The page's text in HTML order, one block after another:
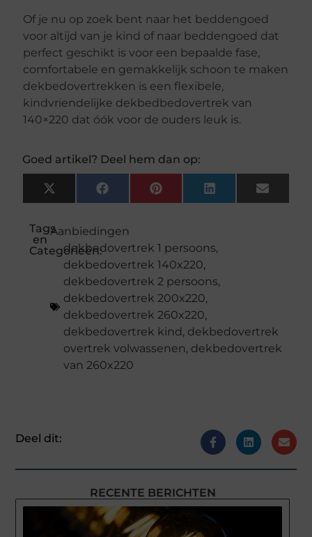
Of je nu op zoek bent naar het beddengoed
voor altijd van je kind of naar beddengoed dat
perfect geschikt is voor een bepaalde fase,
comfortabele en gemakkelijk schoon te maken
dekbedovertrekken is een flexibele,
kindvriendelijke dekbedbedovertrek van
140×220 dat óók voor de ouders leuk is.
Goed artikel? Deel hem dan op:
X
(Twitter)
FacebookPinterestLinkedInEmail
Tags
en
Categorieën:
Aanbiedingen
dekbedovertrek 1 persoons,
dekbedovertrek 140x220,
dekbedovertrek 2 persoons,
dekbedovertrek 200x220,
dekbedovertrek 260x220,
dekbedovertrek kind, dekbedovertrek
overtrek volwassenen, dekbedovertrek
van 260x220
Deel dit:
RECENTE BERICHTEN